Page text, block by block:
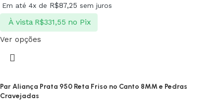
Em até 4x de R$87,25 sem juros
À vista R$331,55 no Pix
Ver opções
Par Aliança Prata 950 Reta Friso no Canto 8MM e Pedras
Cravejadas